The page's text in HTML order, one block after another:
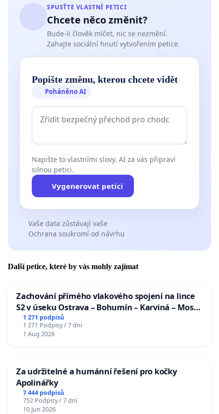
SPUSŤTE VLASTNÍ PETICI
Chcete něco změnit?
Bude-li člověk mlčet, nic se nezmění.
Zahajte sociální hnutí vytvořením petice.
Popište změnu, kterou chcete vidět
Poháněno AI
Napište to vlastními slovy. AI za vás připraví
silnou petici.
Vygenerovat petici
Vaše data zůstávají vaše
Ochrana soukromí od návrhu
Další petice, které by vás mohly zajímat
Zachování přímého vlakového spojení na lince
S2 v úseku Ostrava – Bohumín – Karviná – Mosty
u Jablunkova
1 271 podpisů
1 271 Podpisy / 7 dní
1 Aug 2026
Za udržitelné a humánní řešení pro kočky
Apolinářky
7 444 podpisů
752 Podpisy / 7 dní
10 Jun 2026